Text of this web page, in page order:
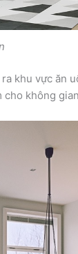
khu vực ăn
cho không